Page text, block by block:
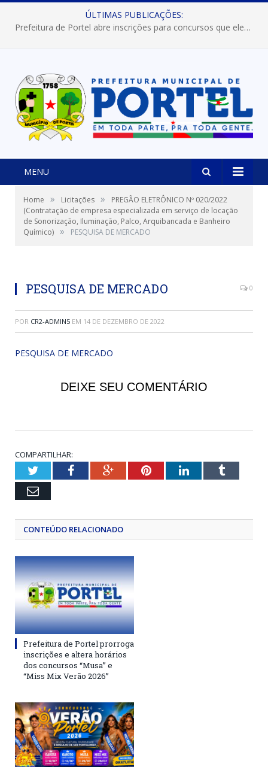
ÚLTIMAS PUBLICAÇÕES:
Prefeitura de Portel abre inscrições para concursos que elegerão os destaques do Verão 2026
MENU
Home » Licitações »
PREGÃO ELETRÔNICO Nº 020/2022
(Contratação de empresa especializada em serviço de locação
de Sonorização, Iluminação, Palco, Arquibancada e Banheiro
Químico) » PESQUISA DE MERCADO
PESQUISA DE MERCADO 0
POR CR2-ADMIN5 EM 14 DE DEZEMBRO DE 2022
PESQUISA DE MERCADO
DEIXE SEU COMENTÁRIO
COMPARTILHAR:
TwitterFacebookGoogle+PinterestLinkedInTumblr
Email
CONTEÚDO RELACIONADO
Prefeitura de Portel prorroga
inscrições e altera horários
dos concursos “Musa” e
“Miss Mix Verão 2026”